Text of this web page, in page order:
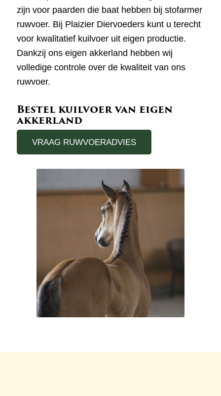
zijn voor paarden die baat hebben bij stofarmer
ruwvoer. Bij Plaizier Diervoeders kunt u terecht
voor kwalitatief kuilvoer uit eigen productie.
Dankzij ons eigen akkerland hebben wij
volledige controle over de kwaliteit van ons
ruwvoer.
Bestel kuilvoer van eigen
akkerland
VRAAG RUWVOERADVIES